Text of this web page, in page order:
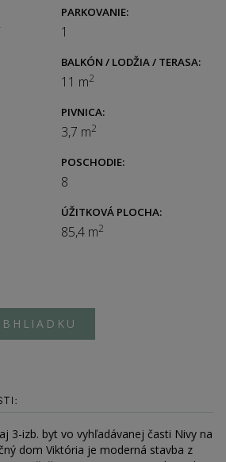
PARKOVANIE:
1
BALKÓN / LODŽIA / TERASA:
11 m2
PIVNICA:
3,7 m2
POSCHODIE:
8
ÚŽITKOVÁ PLOCHA:
85,4 m2
3-izb. byt vo vyhľadávanej časti Nivy na
dom Viktória je moderná stavba z